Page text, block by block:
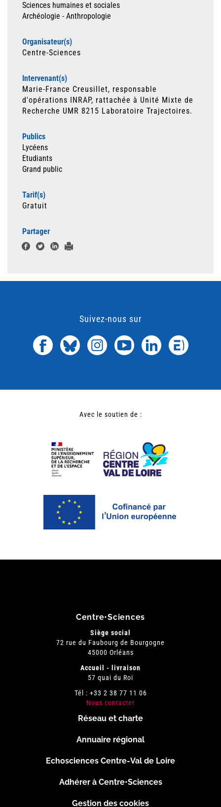
Sciences humaines et sociales
Archéologie - Anthropologie
Organisateur(s)
Centre-Sciences
Intervenant(s)
Marie-France Creusillet, responsable
d'opérations INRAP, rattachée à Unité Mixte de
Recherche UMR 8215 Laboratoire Trajectoires.
Publics
Lycéens
Etudiants
Grand public
Tarif(s)
Gratuit
Partager
Suivez-nous sur
Avec le soutien de :
Centre•Sciences
Siège social
72 rue du Faubourg de Bourgogne
45000 Orléans
Accueil - livraison
57 quai du Roi
Tél : +33 2 38 77 11 06
Nous contacter
Réseau et charte
Annuaire régional
Echosciences Centre-Val de Loire
Adhérer à Centre•Sciences
Gestion des cookies